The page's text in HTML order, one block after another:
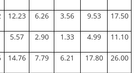
12.23 6.26 3.56 9.53 17.50
5.57 2.90 1.33 4.99 11.10
14.76 7.79 6.21 17.80 26.00